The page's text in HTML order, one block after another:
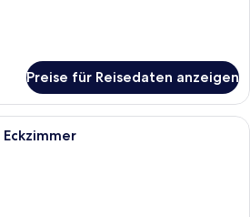
Preise für Reisedaten anzeigen
Zimmersafe, Schreibtisch,